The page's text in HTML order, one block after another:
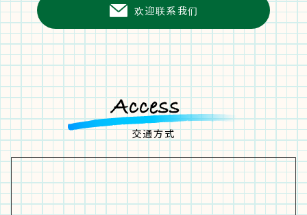
欢迎联系我们
交通方式